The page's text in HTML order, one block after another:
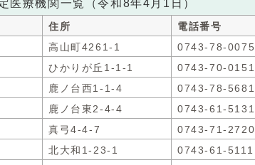
医療機関一覧（令和8年4月1日）
住所
電話番号
高山町4261-1
0743-78-0075
ひかりが丘1-1-1
0743-70-0151
鹿ノ台西1-1-4
0743-78-5681
鹿ノ台東2-4-4
0743-61-5131
真弓4-4-7
0743-71-2720
北大和1-23-1
0743-61-5111